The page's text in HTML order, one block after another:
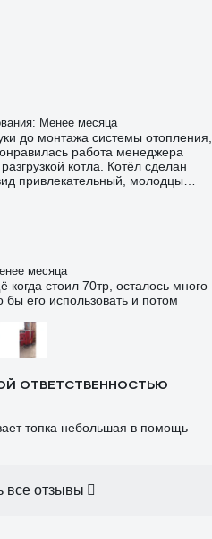
Менее месяца
до монтажа системы отопления,
работа менеджера
котла. Котёл сделан
привлекательный, молодцы
собрал, заполнил водой, на
как ещё тепло, сильно котёл не
работу насоса и
ведер сухих щепок хватило,
70 градусов, на то чтобы
с 15 до 70 градусов
образом мощность и КПД
того, после выхода на рабочую
грел дом, и это с двух вёдер
стройки. Осталось ждать зимы).
неровно приварен проём
рукоятка дверцы прочистки
открывания, это заметно на фото.
берите - жалеть не будете.
месяца
когда стоил 70тр, осталось много
его использовать и потом
ОТВЕТСТВЕННОСТЬЮ
топка небольшая в помощь
все отзывы